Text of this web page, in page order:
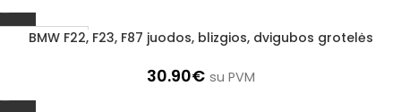
1–3 D. D.
BMW F22, F23, F87 juodos, blizgios, dvigubos grotelės
30.90€ su PVM